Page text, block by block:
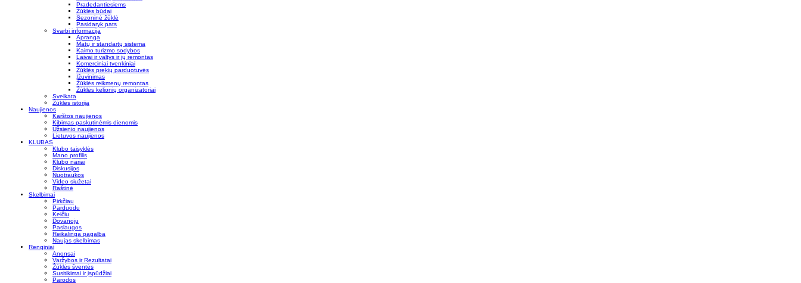
Pradedantiesiems
Žūklės būdai
Sezoninė žūklė
Pasidaryk pats
Svarbi informacija
Apranga
Matų ir standartų sistema
Kaimo turizmo sodybos
Laivai ir valtys ir jų remontas
Komerciniai tvenkiniai
Žūklės prekių parduotuvės
Įžuvinimas
Žūklės reikmenų remontas
Žūklės kelionių organizatoriai
Sveikata
Žūklės istorija
Naujienos
Karštos naujienos
Kibimas paskutinėmis dienomis
Užsienio naujienos
Lietuvos naujienos
KLUBAS
Klubo taisyklės
Mano profilis
Klubo nariai
Diskusijos
Nuotraukos
Video siužetai
Raštinė
Skelbimai
Pirkčiau
Parduodu
Keičiu
Dovanoju
Paslaugos
Reikalinga pagalba
Naujas skelbimas
Renginiai
Anonsai
Varžybos ir Rezultatai
Žūklės šventės
Susitikimai ir įspūdžiai
Parodos